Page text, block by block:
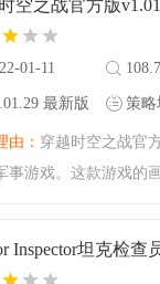
空之战官方版
01-11
最新版 策略
由： 穿越时空之战官
事游戏。这款游戏的
等你来体验，布阵进